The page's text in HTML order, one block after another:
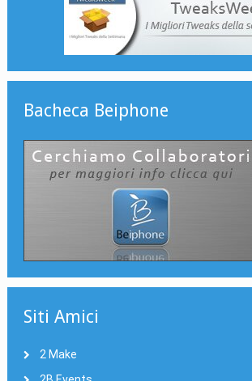
Bacheca Beiphone
Siti Amici
2 Make